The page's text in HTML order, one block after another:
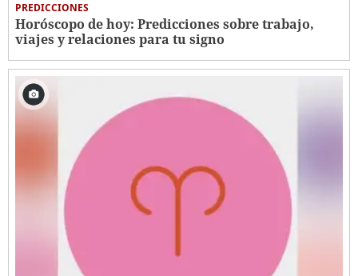
PREDICCIONES
Horóscopo de hoy: Predicciones sobre trabajo,
viajes y relaciones para tu signo